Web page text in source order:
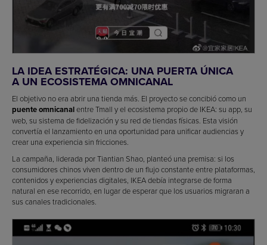
LA IDEA ESTRATÉGICA: UNA PUERTA ÚNICA
A UN ECOSISTEMA OMNICANAL
El objetivo no era abrir una tienda más. El proyecto se concibió como un
puente omnicanalentre Tmall y el ecosistema propio de IKEA: su app, su
web, su sistema de fidelización y su red de tiendas físicas. Esta visión
convertía el lanzamiento en una oportunidad para unificar audiencias y
crear una experiencia sin fricciones.
La campaña, liderada por Tiantian Shao, planteó una premisa: si los
consumidores chinos viven dentro de un flujo constante entre plataformas,
contenidos y experiencias digitales, IKEA debía integrarse de forma
natural en ese recorrido, en lugar de esperar que los usuarios migraran a
sus canales tradicionales.